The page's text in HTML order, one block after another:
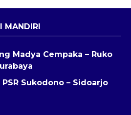
MANDIRI
Madya Cempaka – Ruko
Sukodono – Sidoarjo